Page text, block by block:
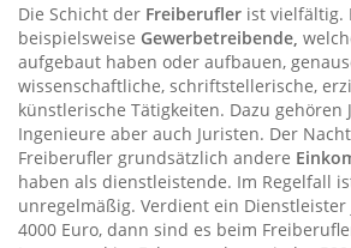
Die Schicht der Freiberufler ist vielfältig.
beispielsweise Gewerbetreibende,
aufgebaut haben oder aufbauen,
wissenschaftliche, schriftstellerische,
künstlerische Tätigkeiten. Dazu gehören
Ingenieure aber auch Juristen. Der
Freiberufler grundsätzlich andere
haben als dienstleistende. Im Regelfall
unregelmäßig. Verdient ein
4000 Euro, dann sind es beim